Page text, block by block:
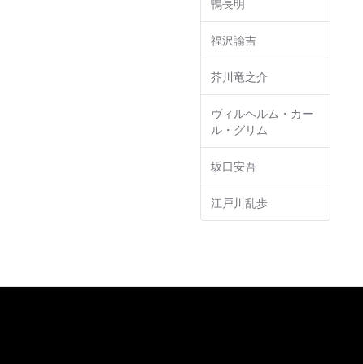
鴨長明
福沢諭吉
芥川竜之介
ヴィルヘルム・カー
ル・グリム
坂口安吾
江戸川乱歩